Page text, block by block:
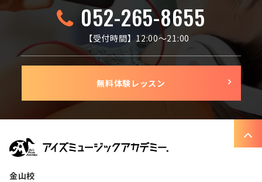
052-265-8655
【受付時間】12:00〜21:00
無料体験レッスン
金山校